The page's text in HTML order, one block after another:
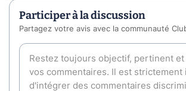
Participer à la discussion
Partagez votre avis avec la communauté